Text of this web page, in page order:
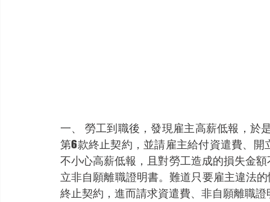
一、	勞工到職後，發現雇主高薪低報，於是主張雇主有違反勞工法令，依勞基法第14條第1項
第6款終止契約，並請雇主給付資遣費、
不小心高薪低報，且對勞工造成的損失金
立非自願離職證明書。難道只要雇主違法
終止契約，進而請求資遣費、非自願離職證